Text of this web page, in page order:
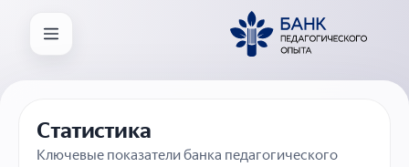
Статистика
Ключевые показатели банка педагогического